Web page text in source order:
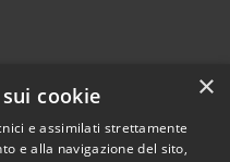
×
cookie
e assimilati strettamente
e alla navigazione del sito,